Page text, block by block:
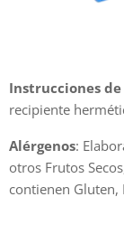
Instrucciones
recipiente
Alérgenos:
otros Frutos
contienen Gluten,